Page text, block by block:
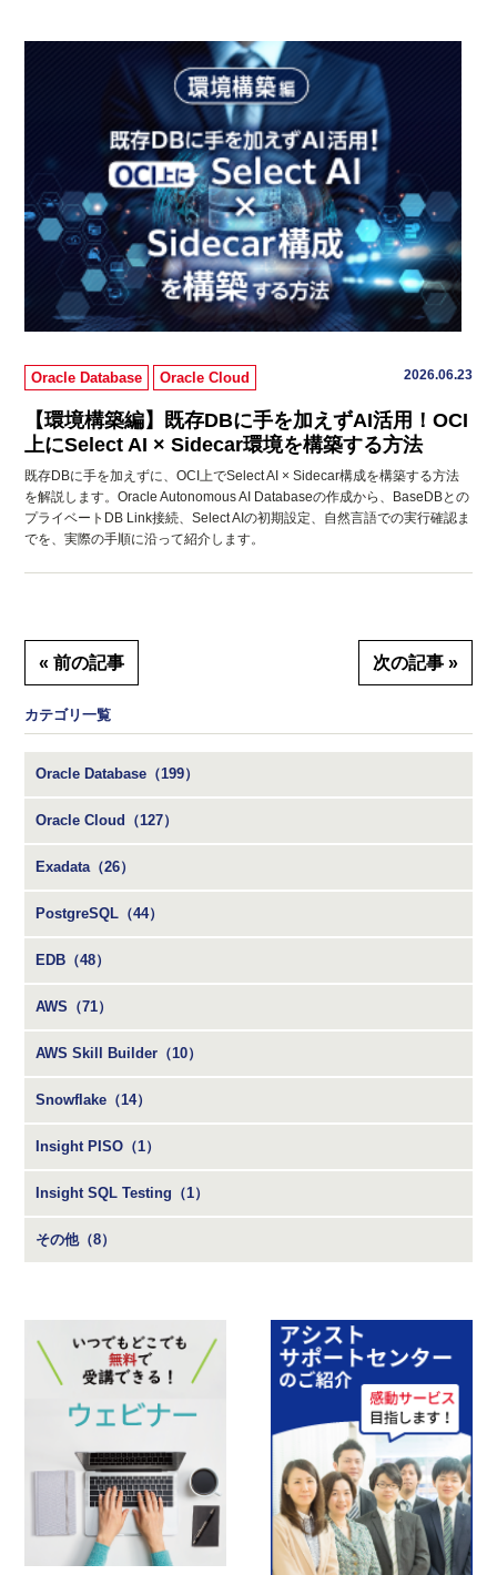
Oracle Database Oracle Cloud 2026.06.23
【環境構築編】既存DBに手を加えずAI活用！OCI
上にSelect AI × Sidecar環境を構築する方法
既存DBに手を加えずに、OCI上でSelect AI × Sidecar構成を構築する方法
を解説します。Oracle Autonomous AI Databaseの作成から、BaseDBとの
プライベートDB Link接続、Select AIの初期設定、自然言語での実行確認ま
でを、実際の手順に沿って紹介します。
« 前の記事 次の記事 »
カテゴリ一覧
Oracle Database（199）
Oracle Cloud（127）
Exadata（26）
PostgreSQL（44）
EDB（48）
AWS（71）
AWS Skill Builder（10）
Snowflake（14）
Insight PISO（1）
Insight SQL Testing（1）
その他（8）